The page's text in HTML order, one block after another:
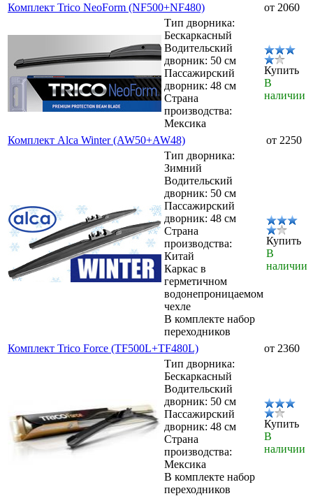
Комплект Trico NeoForm (NF500+NF480)
от 2060
Тип дворника:
Бескаркасный
Водительский
дворник: 50 см
Пассажирский
дворник: 48 см
Страна
производства:
Мексика
Купить
В
наличии
Комплект Alca Winter (AW50+AW48)
от 2250
Тип дворника:
Зимний
Водительский
дворник: 50 см
Пассажирский
дворник: 48 см
Страна
производства:
Китай
Каркас в
герметичном
водонепроницаемом
чехле
В комплекте набор
переходников
Купить
В
наличии
Комплект Trico Force (TF500L+TF480L)
от 2360
Тип дворника:
Бескаркасный
Водительский
дворник: 50 см
Пассажирский
дворник: 48 см
Страна
производства:
Мексика
В комплекте набор
переходников
Купить
В
наличии